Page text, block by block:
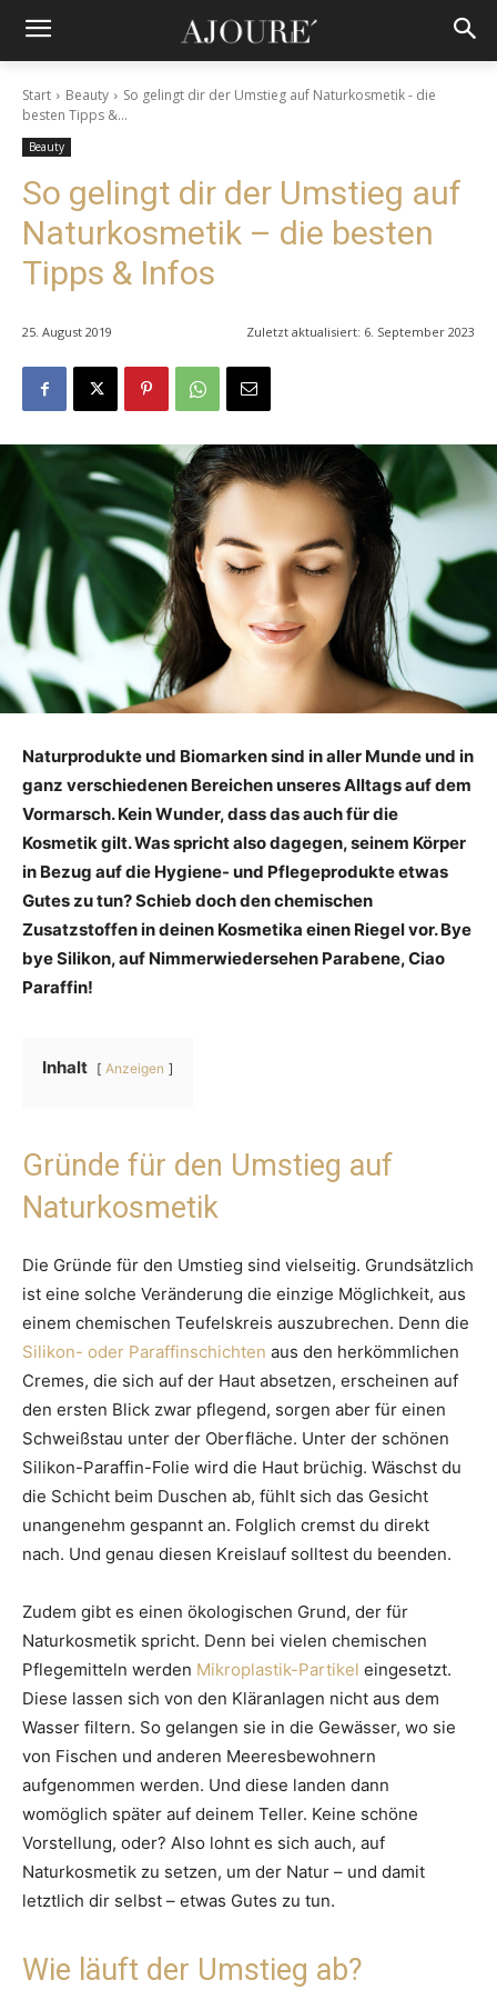
Start Beauty
So gelingt dir der Umstieg auf Naturkosmetik - die
besten Tipps &...
Beauty
So gelingt dir der Umstieg auf
Naturkosmetik – die besten
Tipps & Infos
25. August 2019 Zuletzt aktualisiert: 6. September 2023
Naturprodukte und Biomarken sind in aller Munde und in
ganz verschiedenen Bereichen unseres Alltags auf dem
Vormarsch. Kein Wunder, dass das auch für die
Kosmetik gilt. Was spricht also dagegen, seinem Körper
in Bezug auf die Hygiene- und Pflegeprodukte etwas
Gutes zu tun? Schieb doch den chemischen
Zusatzstoffen in deinen Kosmetika einen Riegel vor. Bye
bye Silikon, auf Nimmerwiedersehen Parabene, Ciao
Paraffin!
Inhalt Anzeigen
Gründe für den Umstieg auf
Naturkosmetik
Die Gründe für den Umstieg sind vielseitig. Grundsätzlich
ist eine solche Veränderung die einzige Möglichkeit, aus
einem chemischen Teufelskreis auszubrechen. Denn die
Silikon- oder Paraffinschichten aus den herkömmlichen
Cremes, die sich auf der Haut absetzen, erscheinen auf
den ersten Blick zwar pflegend, sorgen aber für einen
Schweißstau unter der Oberfläche. Unter der schönen
Silikon-Paraffin-Folie wird die Haut brüchig. Wäschst du
die Schicht beim Duschen ab, fühlt sich das Gesicht
unangenehm gespannt an. Folglich cremst du direkt
nach. Und genau diesen Kreislauf solltest du beenden.
Zudem gibt es einen ökologischen Grund, der für
Naturkosmetik spricht. Denn bei vielen chemischen
Pflegemitteln werden Mikroplastik-Partikel eingesetzt.
Diese lassen sich von den Kläranlagen nicht aus dem
Wasser filtern. So gelangen sie in die Gewässer, wo sie
von Fischen und anderen Meeresbewohnern
aufgenommen werden. Und diese landen dann
womöglich später auf deinem Teller. Keine schöne
Vorstellung, oder? Also lohnt es sich auch, auf
Naturkosmetik zu setzen, um der Natur – und damit
letztlich dir selbst – etwas Gutes zu tun.
Wie läuft der Umstieg ab?